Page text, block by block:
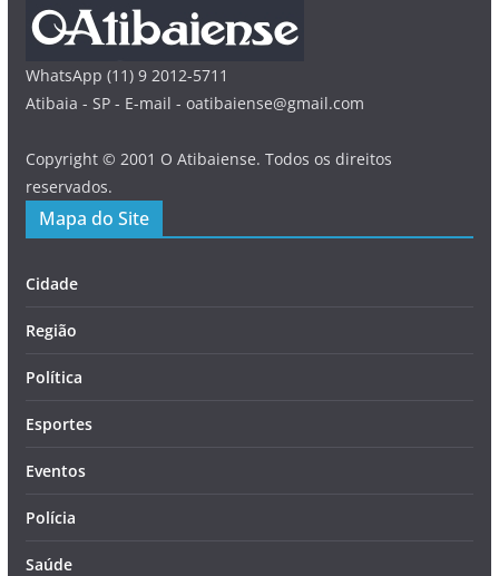
WhatsApp (11) 9 2012-5711
Atibaia - SP - E-mail - oatibaiense@gmail.com
Copyright © 2001 O Atibaiense. Todos os direitos
reservados.
Mapa do Site
Cidade
Região
Política
Esportes
Eventos
Polícia
Saúde